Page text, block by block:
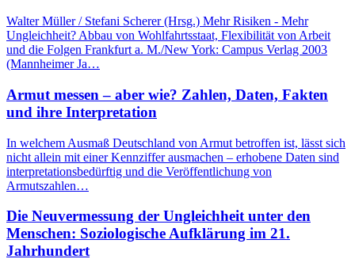
Walter Müller / Stefani Scherer (Hrsg.) Mehr Risiken - Mehr
Ungleichheit? Abbau von Wohlfahrtsstaat, Flexibilität von Arbeit
und die Folgen Frankfurt a. M./New York: Campus Verlag 2003
(Mannheimer Ja…
Armut messen – aber wie? Zahlen, Daten, Fakten
und ihre Interpretation
In welchem Ausmaß Deutschland von Armut betroffen ist, lässt sich
nicht allein mit einer Kennziffer ausmachen – erhobene Daten sind
interpretationsbedürftig und die Veröffentlichung von
Armutszahlen…
Die Neuvermessung der Ungleichheit unter den
Menschen: Soziologische Aufklärung im 21.
Jahrhundert